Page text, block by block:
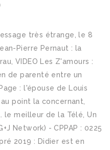
très étrange, le 8
Pierre Pernaut : la
VIDEO Les Z'amours :
de parenté entre un
: l'épouse de Louis
point la concernant,
le meilleur de la Télé, Un
Network) - CPPAP : 0225
2019 : Didier est en